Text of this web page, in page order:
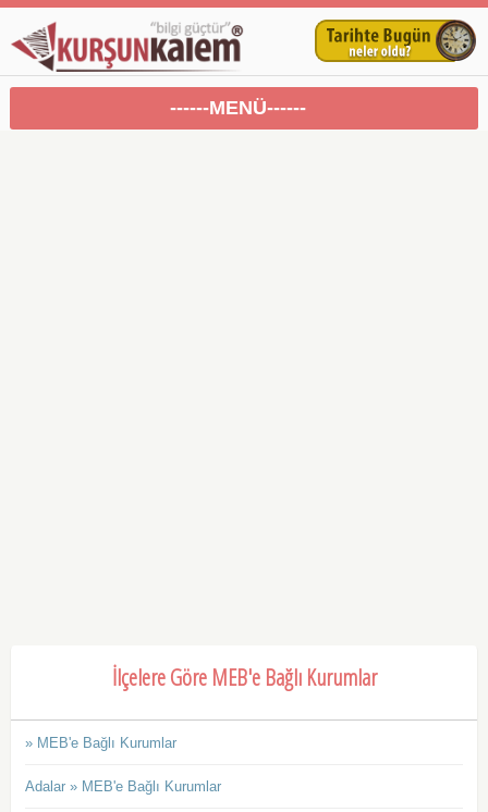
------MENÜ------
İlçelere Göre MEB'e Bağlı Kurumlar
» MEB'e Bağlı Kurumlar
Adalar » MEB'e Bağlı Kurumlar